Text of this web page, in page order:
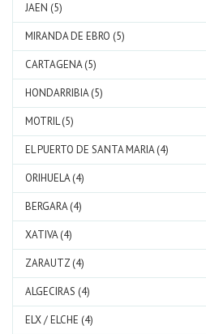
JAEN (5)
MIRANDA DE EBRO (5)
CARTAGENA (5)
HONDARRIBIA (5)
MOTRIL (5)
EL PUERTO DE SANTA MARIA (4)
ORIHUELA (4)
BERGARA (4)
XATIVA (4)
ZARAUTZ (4)
ALGECIRAS (4)
ELX / ELCHE (4)